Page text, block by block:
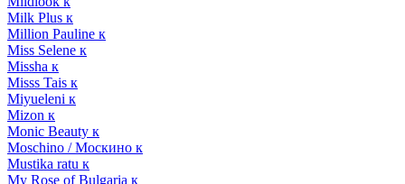
Milk Plus к
Million Pauline к
Miss Selene к
Missha к
Misss Tais к
Miyueleni к
Mizon к
Monic Beauty к
Moschino / Москино к
Mustika ratu к
My Rose of Bulgaria к